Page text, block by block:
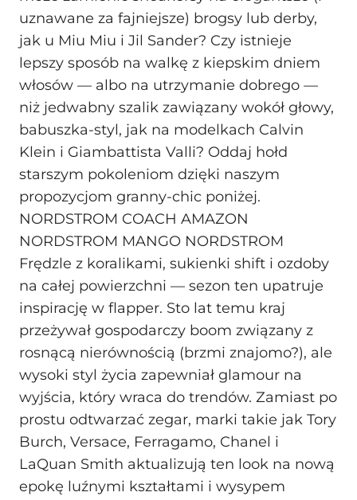
uznawane za fajniejsze) brogsy lub derby,
jak u Miu Miu i Jil Sander? Czy istnieje
lepszy sposób na walkę z kiepskim dniem
włosów — albo na utrzymanie dobrego —
niż jedwabny szalik zawiązany wokół głowy,
babuszka-styl, jak na modelkach Calvin
Klein i Giambattista Valli? Oddaj hołd
starszym pokoleniom dzięki naszym
propozycjom granny-chic poniżej.
NORDSTROM COACH AMAZON
NORDSTROM MANGO NORDSTROM
Frędzle z koralikami, sukienki shift i ozdoby
na całej powierzchni — sezon ten upatruje
inspirację w flapper. Sto lat temu kraj
przeżywał gospodarczy boom związany z
rosnącą nierównością (brzmi znajomo?), ale
wysoki styl życia zapewniał glamour na
wyjścia, który wraca do trendów. Zamiast po
prostu odtwarzać zegar, marki takie jak Tory
Burch, Versace, Ferragamo, Chanel i
LaQuan Smith aktualizują ten look na nową
epokę luźnymi kształtami i wysypem